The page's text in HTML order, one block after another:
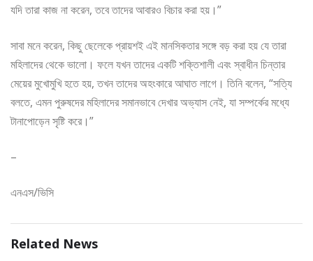
যদি তারা কাজ না করেন, তবে তাদের আবারও বিচার করা হয়।”
সাবা মনে করেন, কিছু ছেলেকে প্রায়শই এই মানসিকতার সঙ্গে বড় করা হয় যে তারা
মহিলাদের থেকে ভালো। ফলে যখন তাদের একটি শক্তিশালী এবং স্বাধীন চিন্তার
মেয়ের মুখোমুখি হতে হয়, তখন তাদের অহংকারে আঘাত লাগে। তিনি বলেন, “সত্যি
বলতে, এমন পুরুষদের মহিলাদের সমানভাবে দেখার অভ্যাস নেই, যা সম্পর্কের মধ্যে
টানাপোড়েন সৃষ্টি করে।”
–
এনএস/ভিসি
Related News